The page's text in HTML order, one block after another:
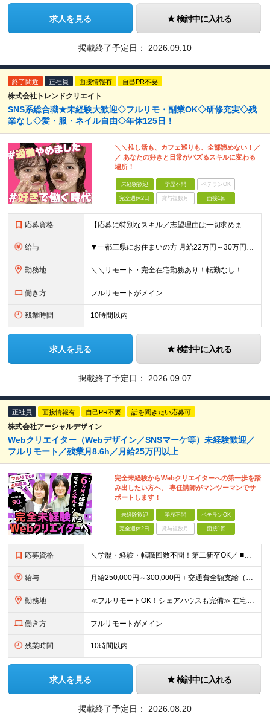
求人を見る 検討中に入れる
掲載終了予定日： 2026.09.10
終了間近 正社員 面接情報有 自己PR不要
株式会社トレンドクリエイト
SNS系総合職★未経験大歓迎◇フルリモ・副業OK◇研修充実◇残
業なし◇髪・服・ネイル自由◇年休125日！
＼＼推し活も、カフェ巡りも、全部諦めない！／
／ あなたの好きと日常がバズるスキルに変わる
場所！
未経験歓迎 学歴不問 ベテランOK
完全週休2日 賞与複数月 面接1回
応募資格 【応募に特別なスキル／志望理由は一切求めません！】 学歴不問／職種・業種未経験歓迎／面接は1回のみ！ ＼＼10名以上の仲間を大募集！／／ 未経験・第二新卒・初めての正社員も大歓迎！ 「旅行が好き！
給与 ▼一都三県にお住まいの方 月給22万円～30万円+インセンティブ ※経験・能力を考慮して決定。経験がある場合は、スキルに応じた月給額でスタートします。 ※上記には固定残業代（10時間分／15,000円
勤務地 ＼＼リモート・完全在宅勤務あり！転勤なし！／／ ★47都道府県の好きな地域で働けます◎ ★本社は渋谷駅徒歩5分の好立地です！ □リモート・フルリモートも選択可能です！ └将来的には「お気に入りのカフ
働き方 フルリモートがメイン
残業時間 10時間以内
求人を見る 検討中に入れる
掲載終了予定日： 2026.09.07
正社員 面接情報有 自己PR不要 話を聞きたい応募可
株式会社アーシャルデザイン
Webクリエイター（Webデザイン／SNSマーケ等）未経験歓迎／
フルリモート／残業月8.6h／月給25万円以上
完全未経験からWebクリエイターへの第一歩を踏
み出したい方へ。 専任講師がマンツーマンでサ
ポートします！
未経験歓迎 学歴不問 ベテランOK
完全週休2日 賞与複数月 面接1回
応募資格 ＼学歴・経験・転職回数不問！第二新卒OK／ ■未経験OK ■Webクリエイターを目指したい方 ★20〜30代が活躍中︕同年代の仲間と⼀緒に働きたいという⽅にもピッタリです ★26卒・27卒の新卒予定者
給与 ⽉給250,000円～300,000円＋交通費全額⽀給（正社員登⽤後︓昇給年4回） ※給与は経験・スキルなどを考慮の上、最終決定いたします ※上記額にはみなし残業代(⽉14時間分、2万4,648円分
勤務地 ≪フルリモートOK！シェアハウスも完備≫ 在宅勤務(通勤不要)、または希望により一都三県・大阪・名古屋・福岡を中心とした全国の各プロジェクト先での勤務となります。 ※直行直帰OK ★勤務エリアはご希望
働き方 フルリモートがメイン
残業時間 10時間以内
求人を見る 検討中に入れる
掲載終了予定日： 2026.08.20